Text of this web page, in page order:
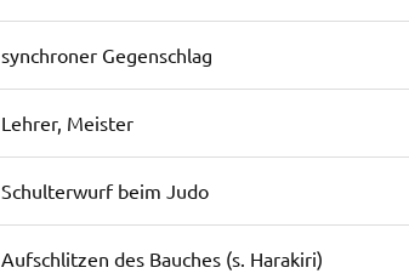
synchroner Gegenschlag
Lehrer, Meister
Schulterwurf beim Judo
Aufschlitzen des Bauches (s. Harakiri)